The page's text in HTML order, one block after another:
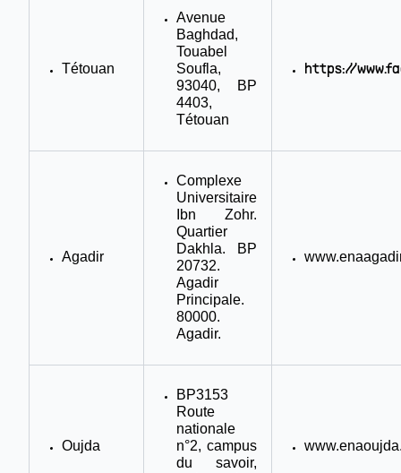
Tétouan
Avenue
Baghdad,
Touabel
Soufla,
93040, BP
4403,
Tétouan
https://
Agadir
Complexe
Universitaire
Ibn Zohr.
Quartier
Dakhla. BP
20732.
Agadir
Principale.
80000.
Agadir.
Oujda
BP3153
Route
nationale
n°2, campus
du savoir,